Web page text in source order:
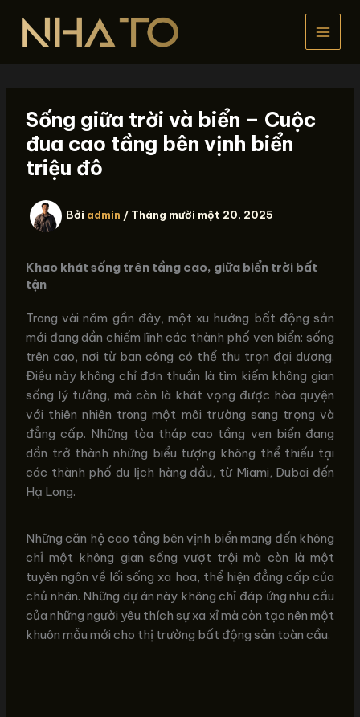
dung
Sống giữa trời và biển – Cuộc
đua cao tầng bên vịnh biển
triệu đô
Bởi admin / Tháng mười một 20, 2025
Khao khát sống trên tầng cao, giữa biển trời bất
tận
Trong vài năm gần đây, một xu hướng bất động sản
mới đang dần chiếm lĩnh các thành phố ven biển: sống
trên cao, nơi từ ban công có thể thu trọn đại dương.
Điều này không chỉ đơn thuần là tìm kiếm không gian
sống lý tưởng, mà còn là khát vọng được hòa quyện
với thiên nhiên trong một môi trường sang trọng và
đẳng cấp. Những tòa tháp cao tầng ven biển đang
dần trở thành những biểu tượng không thể thiếu tại
các thành phố du lịch hàng đầu, từ Miami, Dubai đến
Hạ Long.
Những căn hộ cao tầng bên vịnh biển mang đến không
chỉ một không gian sống vượt trội mà còn là một
tuyên ngôn về lối sống xa hoa, thể hiện đẳng cấp của
chủ nhân. Những dự án này không chỉ đáp ứng nhu cầu
của những người yêu thích sự xa xỉ mà còn tạo nên một
khuôn mẫu mới cho thị trường bất động sản toàn cầu.